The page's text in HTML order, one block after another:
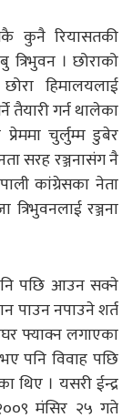
कुनै रियासतकी
त्रिभुवन । छोराको
हिमालयलाई
तैयारी गर्न थालेका
चुर्लुम्म डुबेर
सरह रञ्जनासंग नै
कांग्रेसका नेता
रञ्जना
पछि आउन सक्ने
पाउन नपाउने शर्त
फ्याक्न लगाएका
पनि विवाह पछि
थिए । यसरी ईन्द्र
मंसिर २५ गते